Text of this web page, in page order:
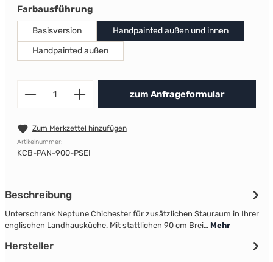
Farbausführungauswählen
Basisversion
Handpainted außen und innen
Handpainted außen
Produkt Anzahl: Gib den
zum Anfrageformular
Zum Merkzettel hinzufügen
Artikelnummer:
KCB-PAN-900-PSEI
Beschreibung
Unterschrank Neptune Chichester für zusätzlichen Stauraum in Ihrer
englischen Landhausküche. Mit stattlichen 90 cm Brei… Mehr
Hersteller